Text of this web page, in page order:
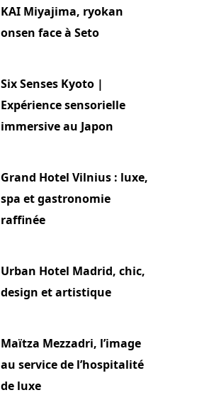
KAI Miyajima, ryokan
onsen face à Seto
Six Senses Kyoto |
Expérience sensorielle
immersive au Japon
Grand Hotel Vilnius : luxe,
spa et gastronomie
raffinée
Urban Hotel Madrid, chic,
design et artistique
Maïtza Mezzadri, l’image
au service de l’hospitalité
de luxe